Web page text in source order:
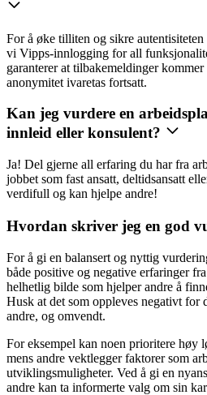
For å øke tilliten og sikre
vi Vipps-innlogging for all
garanterer at tilbakemeldinger
anonymitet ivaretas fortsatt.
Kan jeg vurdere en
innleid eller konsulent?
Ja! Del gjerne all erfaring du har fra
jobbet som fast ansatt, deltidsansatt
verdifull og kan hjelpe andre!
Hvordan skriver jeg en god
For å gi en balansert og nyttig
både positive og negative erfaringer
helhetlig bilde som hjelper andre å
Husk at det som oppleves negativt
andre, og omvendt.
For eksempel kan noen prioritere høy
mens andre vektlegger faktorer som
utviklingsmuligheter. Ved å gi en
andre kan ta informerte valg om sin